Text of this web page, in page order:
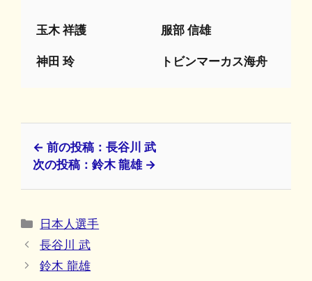
玉木 祥護 服部 信雄
神田 玲 トビンマーカス海舟
← 前の投稿：長谷川 武
次の投稿：鈴木 龍雄 →
カ
テ
リ
日本人選手
長谷川 武
鈴木 龍雄